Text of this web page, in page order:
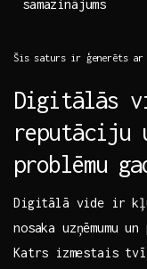
samazinājums
Šis saturs ir ‌ģenerēts ar
Digitālās
reputāciju
problēmu
Digitālā vide ir
nosaka uzņēmumu
Katrs ⁢izmestais